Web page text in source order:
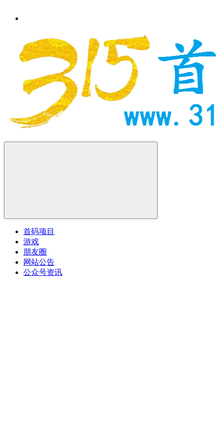
首码项目
游戏
朋友圈
网站公告
公众号资讯